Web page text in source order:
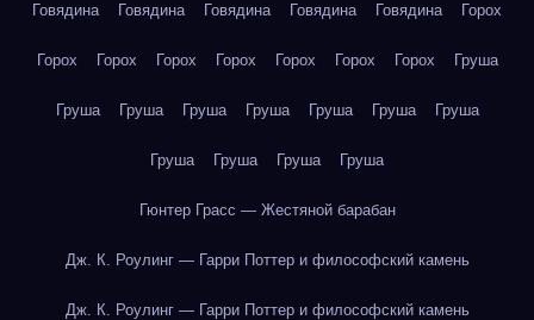
Говядина Говядина Говядина Говядина Говядина Горох
Горох Горох Горох Горох Горох Горох Горох Груша
Груша Груша Груша Груша Груша Груша Груша
Груша Груша Груша Груша
Гюнтер Грасс — Жестяной барабан
Дж. К. Роулинг — Гарри Поттер и философский камень
Дж. К. Роулинг — Гарри Поттер и философский камень